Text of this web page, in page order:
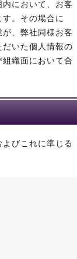
において、お客
。その場合に
、弊社同様お客
いた個人情報の
織面において合
びこれに準じる